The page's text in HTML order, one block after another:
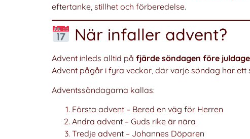
eftertanke, stillhet och förberedelse.
När infaller advent?
Advent inleds alltid på fjärde söndagen före
Advent pågår i fyra veckor, där varje söndag har
Adventssöndagarna kallas:
Första advent – Bered en väg för Herren
Andra advent – Guds rike är nära
Tredje advent – Johannes Döparen